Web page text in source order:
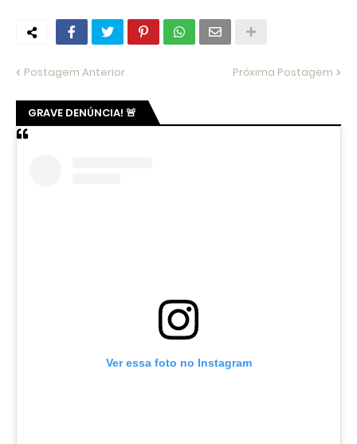
Postagem Anterior Próxima Postagem
GRAVE DENÚNCIA! 🚨
Ver essa foto no Instagram